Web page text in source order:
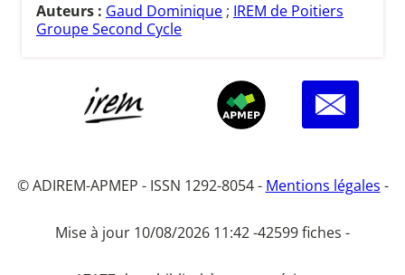
Auteurs : Gaud Dominique ; IREM de Poitiers
Groupe Second Cycle
© ADIREM-APMEP - ISSN 1292-8054 - Mentions légales -
Mise à jour 10/08/2026 11:42 -42599 fiches -